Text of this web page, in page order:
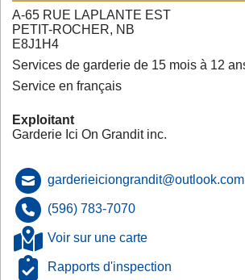
A-65 RUE LAPLANTE EST
PETIT-ROCHER, NB
E8J1H4
Services de garderie de 15 mois à 12
Service en français
Exploitant
Garderie Ici On Grandit inc.
garderieiciongrandit@outlook.com
(596) 783-7070
Voir sur une carte
Rapports d'inspection